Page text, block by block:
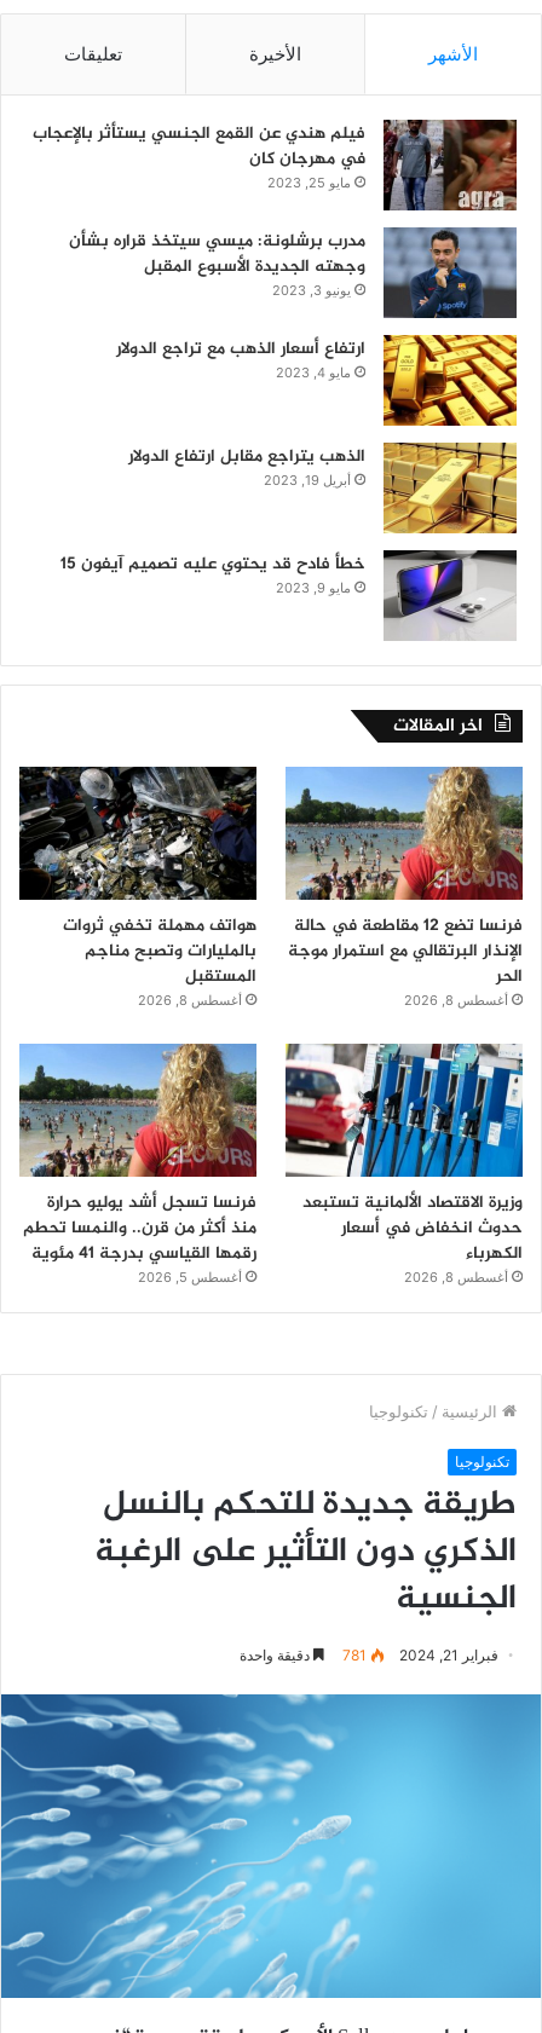
الأشهر الأخيرة تعليقات
فيلم هندي عن القمع الجنسي يستأثر بالإعجاب
في مهرجان كان
مايو 25, 2023
مدرب برشلونة: ميسي سيتخذ قراره بشأن
وجهته الجديدة الأسبوع المقبل
يونيو 3, 2023
ارتفاع أسعار الذهب مع تراجع الدولار
مايو 4, 2023
الذهب يتراجع مقابل ارتفاع الدولار
أبريل 19, 2023
خطأ فادح قد يحتوي عليه تصميم آيفون 15
مايو 9, 2023
اخر المقالات
فرنسا تضع 12 مقاطعة في حالة
الإنذار البرتقالي مع استمرار موجة
الحر
أغسطس 8, 2026
هواتف مهملة تخفي ثروات
بالمليارات وتصبح مناجم
المستقبل
أغسطس 8, 2026
وزيرة الاقتصاد الألمانية تستبعد
حدوث انخفاض في أسعار
الكهرباء
أغسطس 8, 2026
فرنسا تسجل أشد يوليو حرارة
منذ أكثر من قرن.. والنمسا تحطم
رقمها القياسي بدرجة 41 مئوية
أغسطس 5, 2026